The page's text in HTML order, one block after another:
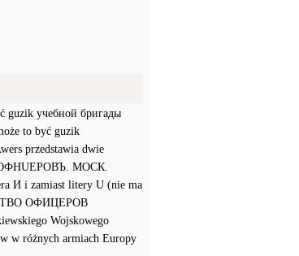
guzik учебной бригады
to być guzik
przedstawia dwie
ОФНUЕРОВЪ. МОСК.
И i zamiast litery U (nie ma
ОФИЦЕРОВ
Wojskowego
w różnych armiach Europy